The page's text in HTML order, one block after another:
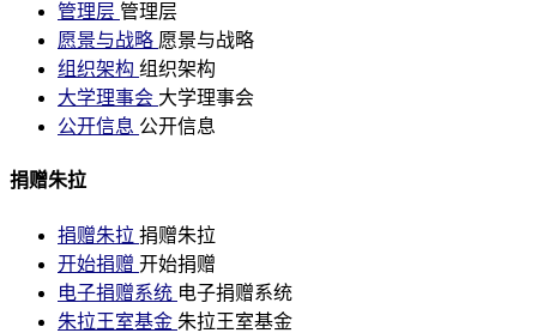
管理层 管理层
愿景与战略 愿景与战略
组织架构 组织架构
大学理事会 大学理事会
公开信息 公开信息
捐赠朱拉
捐赠朱拉 捐赠朱拉
开始捐赠 开始捐赠
电子捐赠系统 电子捐赠系统
朱拉王室基金 朱拉王室基金